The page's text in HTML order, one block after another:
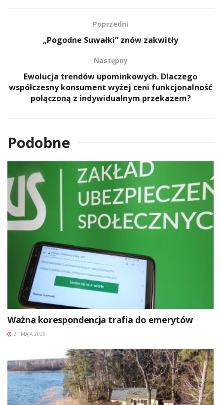
Poprzedni
„Pogodne Suwałki” znów zakwitły
Następny
Ewolucja trendów upominkowych. Dlaczego
współczesny konsument wyżej ceni funkcjonalność
połączoną z indywidualnym przekazem?
Podobne
Ważna korespondencja trafia do emerytów
21 MAJA 2026